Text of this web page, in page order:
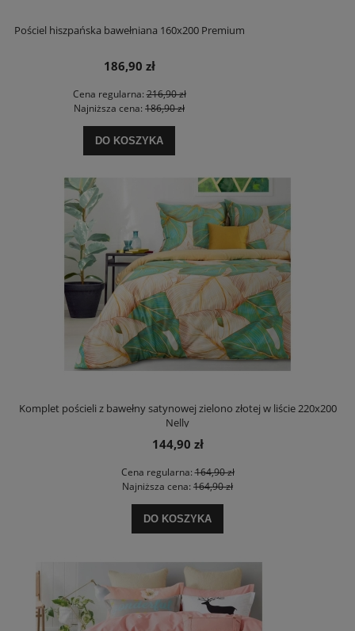
Pościel hiszpańska bawełniana 160x200 Premium
186,90 zł
Cena regularna:216,90 zł
Najniższa cena: 186,90 zł
DO KOSZYKA
Komplet pościeli z bawełny satynowej zielono złotej w liście 220x200
Nelly
144,90 zł
Cena regularna:164,90 zł
Najniższa cena: 164,90 zł
DO KOSZYKA